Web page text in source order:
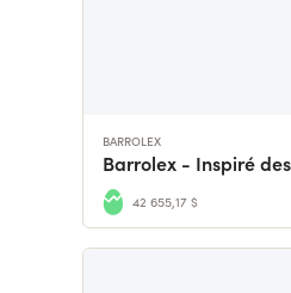
BARROLEX
42 655,17 $